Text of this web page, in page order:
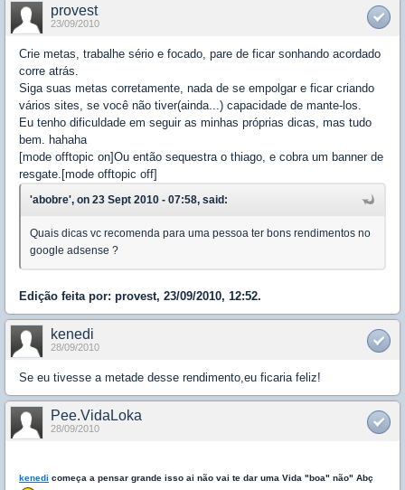
provest
23/09/2010
Crie metas, trabalhe sério e focado, pare de ficar sonhando acordado
corre atrás.
Siga suas metas corretamente, nada de se empolgar e ficar criando
vários sites, se você não tiver(ainda...) capacidade de mante-los.
Eu tenho dificuldade em seguir as minhas próprias dicas, mas tudo
bem. hahaha
[mode offtopic on]Ou então sequestra o thiago, e cobra um banner de
resgate.[mode offtopic off]
'abobre', on 23 Sept 2010 - 07:58, said:
Quais dicas vc recomenda para uma pessoa ter bons rendimentos no
google adsense ?
Edição feita por: provest, 23/09/2010, 12:52.
kenedi
28/09/2010
Se eu tivesse a metade desse rendimento,eu ficaria feliz!
Pee.VidaLoka
28/09/2010
kenedi começa a pensar grande isso ai não vai te dar uma Vida "boa" não" Abç